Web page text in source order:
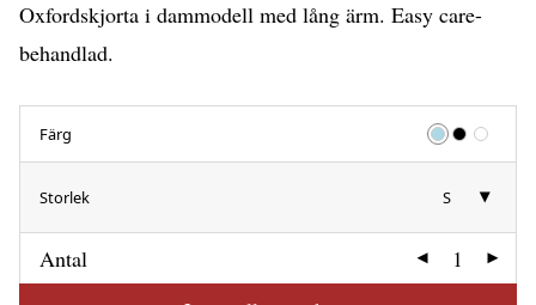
Oxfordskjorta i dammodell med lång ärm. Easy care-
behandlad.
Färg
Storlek S
Antal